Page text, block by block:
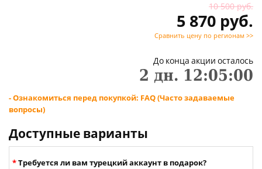
10 500 руб.
5 870 руб.
Сравнить цену по регионам >>
До конца акции осталось
2 дн. 12:05:00
- Ознакомиться перед покупкой: FAQ (Часто задаваемые
вопросы)
Доступные варианты
Требуется ли вам турецкий аккаунт в подарок?